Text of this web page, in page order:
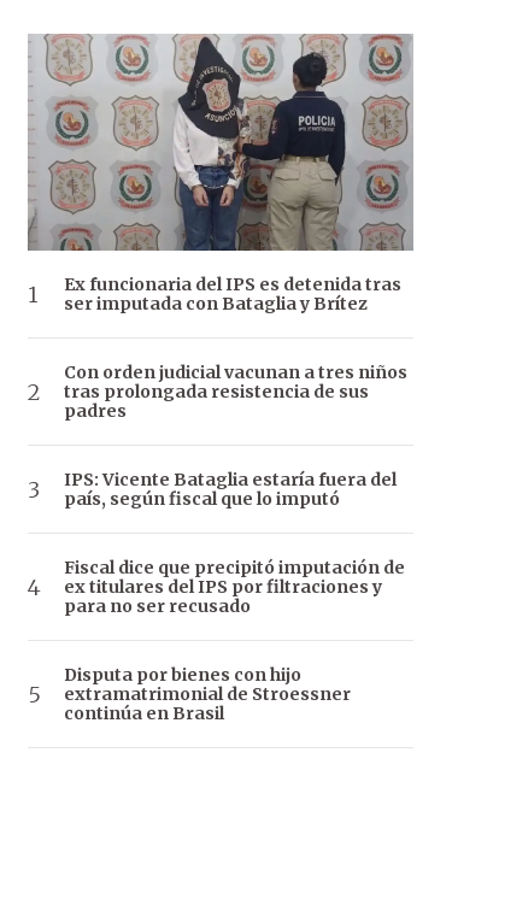
Ex funcionaria del IPS es detenida tras
ser imputada con Bataglia y Brítez
Con orden judicial vacunan a tres niños
tras prolongada resistencia de sus
padres
IPS: Vicente Bataglia estaría fuera del
país, según fiscal que lo imputó
Fiscal dice que precipitó imputación de
ex titulares del IPS por filtraciones y
para no ser recusado
Disputa por bienes con hijo
extramatrimonial de Stroessner
continúa en Brasil